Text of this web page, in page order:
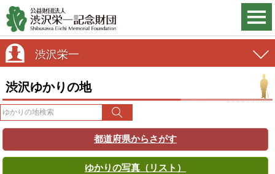
渋沢栄一
渋沢ゆかりの地
都道府県からさがす
ゆかりの写真（リスト）